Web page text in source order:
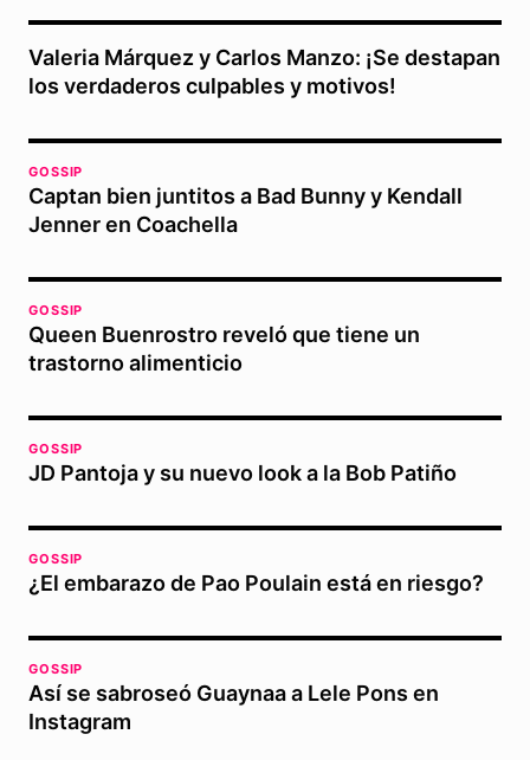
Valeria Márquez y Carlos Manzo: ¡Se destapan
los verdaderos culpables y motivos!
GOSSIP
Captan bien juntitos a Bad Bunny y Kendall
Jenner en Coachella
GOSSIP
Queen Buenrostro reveló que tiene un
trastorno alimenticio
GOSSIP
JD Pantoja y su nuevo look a la Bob Patiño
GOSSIP
¿El embarazo de Pao Poulain está en riesgo?
GOSSIP
Así se sabroseó Guaynaa a Lele Pons en
Instagram